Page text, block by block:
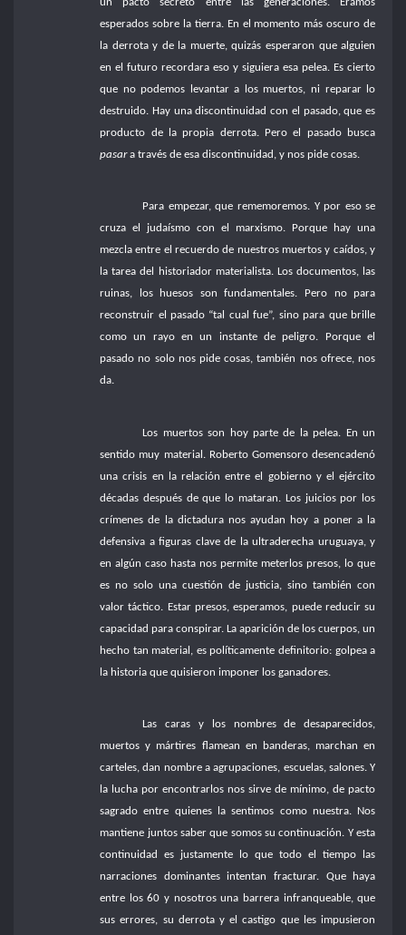
esperados sobre la tierra. En el momento más oscuro de
la derrota y de la muerte, quizás esperaron que alguien
en el futuro recordara eso y siguiera esa pelea. Es cierto
que no podemos levantar a los muertos, ni reparar lo
destruido. Hay una discontinuidad con el pasado, que es
producto de la propia derrota. Pero el pasado busca
pasara través de esa discontinuidad, y nos pide cosas.
Para empezar, que rememoremos. Y por eso se
cruza el judaísmo con el marxismo. Porque hay una
mezcla entre el recuerdo de nuestros muertos y caídos, y
la tarea del historiador materialista. Los documentos, las
ruinas, los huesos son fundamentales. Pero no para
reconstruir el pasado “tal cual fue”, sino para que brille
como un rayo en un instante de peligro. Porque el
pasado no solo nos pide cosas, también nos ofrece, nos
da.
Los muertos son hoy parte de la pelea. En un
sentido muy material. Roberto Gomensoro desencadenó
una crisis en la relación entre el gobierno y el ejército
décadas después de que lo mataran. Los juicios por los
crímenes de la dictadura nos ayudan hoy a poner a la
defensiva a figuras clave de la ultraderecha uruguaya, y
en algún caso hasta nos permite meterlos presos, lo que
es no solo una cuestión de justicia, sino también con
valor táctico. Estar presos, esperamos, puede reducir su
capacidad para conspirar. La aparición de los cuerpos, un
hecho tan material, es políticamente definitorio: golpea a
la historia que quisieron imponer los ganadores.
Las caras y los nombres de desaparecidos,
muertos y mártires flamean en banderas, marchan en
carteles, dan nombre a agrupaciones, escuelas, salones. Y
la lucha por encontrarlos nos sirve de mínimo, de pacto
sagrado entre quienes la sentimos como nuestra. Nos
mantiene juntos saber que somos su continuación. Y esta
continuidad es justamente lo que todo el tiempo las
narraciones dominantes intentan fracturar. Que haya
entre los 60 y nosotros una barrera infranqueable, que
sus errores, su derrota y el castigo que les impusieron